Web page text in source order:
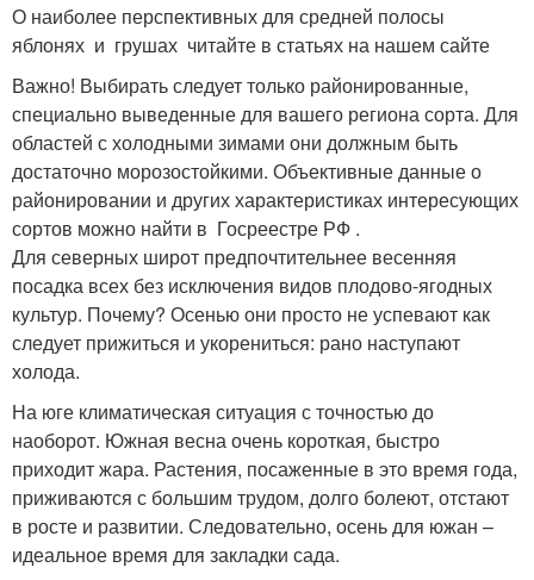
О наиболее перспективных для средней полосы
яблонях и грушах читайте в статьях на нашем сайте
Важно! Выбирать следует только районированные,
специально выведенные для вашего региона сорта. Для
областей с холодными зимами они должным быть
достаточно морозостойкими. Объективные данные о
районировании и других характеристиках интересующих
сортов можно найти в Госреестре РФ .
Для северных широт предпочтительнее весенняя
посадка всех без исключения видов плодово-ягодных
культур. Почему? Осенью они просто не успевают как
следует прижиться и укорениться: рано наступают
холода.
На юге климатическая ситуация с точностью до
наоборот. Южная весна очень короткая, быстро
приходит жара. Растения, посаженные в это время года,
приживаются с большим трудом, долго болеют, отстают
в росте и развитии. Следовательно, осень для южан –
идеальное время для закладки сада.